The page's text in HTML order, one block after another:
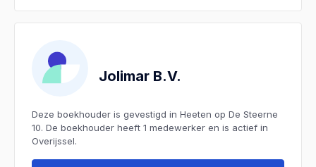
Jolimar B.V.
Deze boekhouder is gevestigd in Heeten op De Steerne
10. De boekhouder heeft 1 medewerker en is actief in
Overijssel.